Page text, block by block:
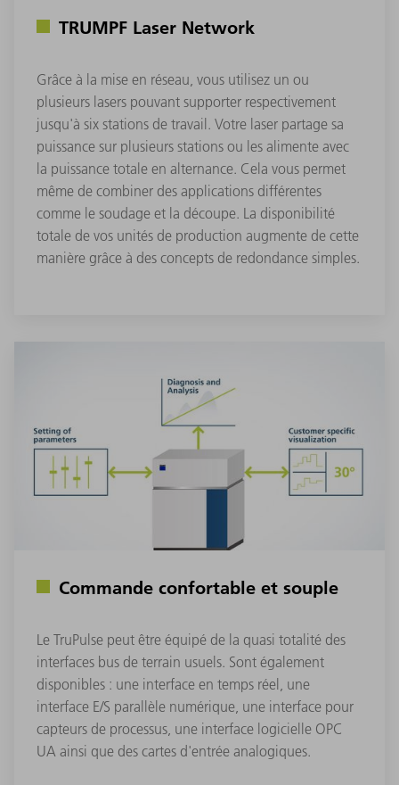
TRUMPF Laser Network
Grâce à la mise en réseau, vous utilisez un ou
plusieurs lasers pouvant supporter respectivement
jusqu'à six stations de travail. Votre laser partage sa
puissance sur plusieurs stations ou les alimente avec
la puissance totale en alternance. Cela vous permet
même de combiner des applications différentes
comme le soudage et la découpe. La disponibilité
totale de vos unités de production augmente de cette
manière grâce à des concepts de redondance simples.
Commande confortable et souple
Le TruPulse peut être équipé de la quasi totalité des
interfaces bus de terrain usuels. Sont également
disponibles : une interface en temps réel, une
interface E/S parallèle numérique, une interface pour
capteurs de processus, une interface logicielle OPC
UA ainsi que des cartes d'entrée analogiques.